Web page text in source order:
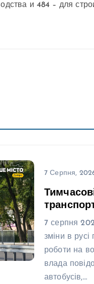
и 484 – для
7 Серпня,
7 серпня
зміни в русі
роботи на
влада
автобусів,…